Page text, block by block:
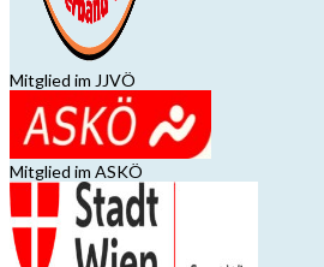
Mitglied im JJVÖ
Mitglied im ASKÖ